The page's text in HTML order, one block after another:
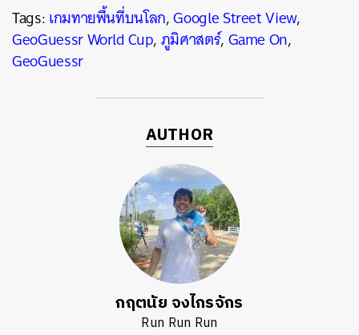
Tags:เกมทายพื้นที่บนโลก,Google Street View,
GeoGuessr World Cup,ภูมิศาสตร์,Game On,
GeoGuessr
AUTHOR
กฤตนัย จงไกรจักร
Run Run Run